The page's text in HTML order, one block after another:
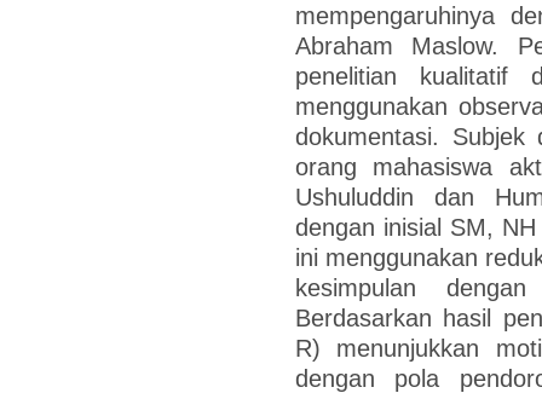
mempengaruhinya
Abraham Maslow.
penelitian kualitatif
menggunakan
dokumentasi. Subjek
orang mahasiswa
Ushuluddin dan
dengan inisial SM,
ini menggunakan
kesimpulan
Berdasarkan hasil
R) menunjukkan
dengan pola